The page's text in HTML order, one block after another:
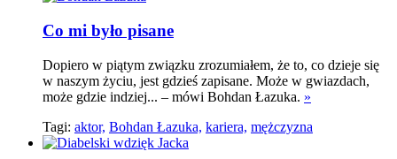
Co mi było pisane
Dopiero w piątym związku zrozumiałem, że to, co dzieje się
w naszym życiu, jest gdzieś zapisane. Może w gwiazdach,
może gdzie indziej... – mówi Bohdan Łazuka. »
Tagi: aktor, Bohdan Łazuka, kariera, mężczyzna